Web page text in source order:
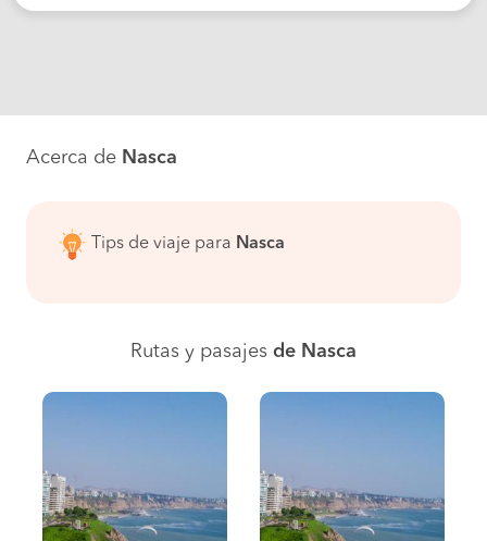
Acerca de Nasca
Tips de viaje para Nasca
Rutas y pasajes de Nasca